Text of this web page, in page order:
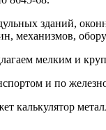
зданий,
механизмов,
мелким и
и по
калькулятор